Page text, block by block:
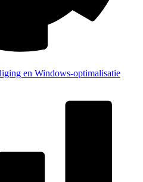
en Windows-optimalisatie